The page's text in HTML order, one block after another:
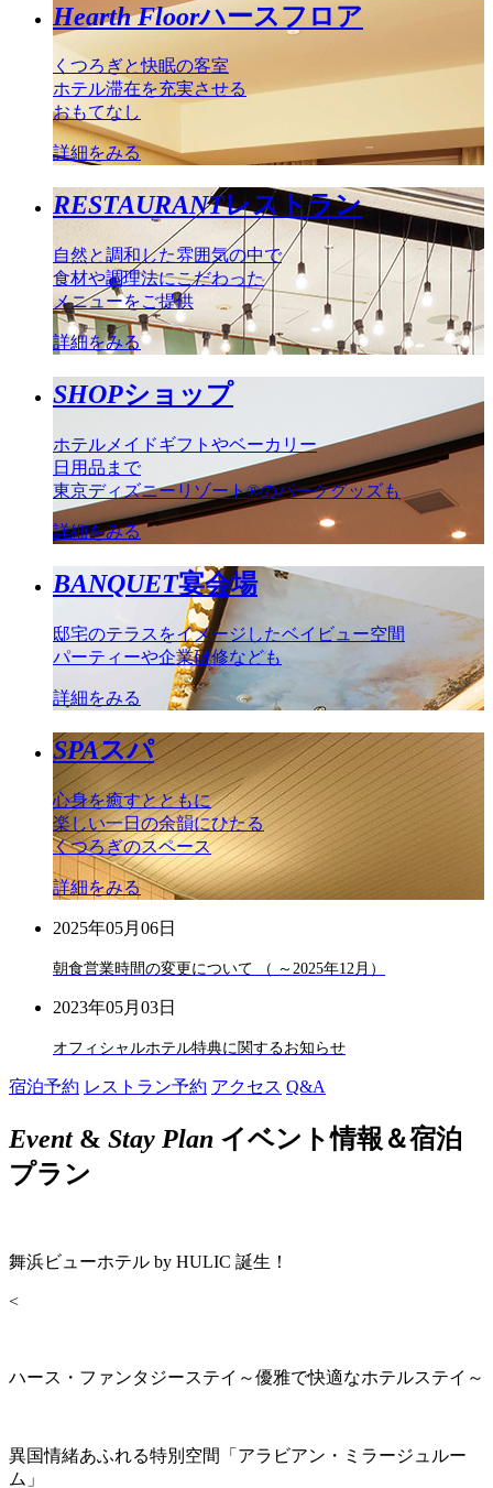
Hearth Floorハースフロア
くつろぎと快眠の客室
ホテル滞在を充実させる
おもてなし
詳細をみる
RESTAURANTレストラン
自然と調和した雰囲気の中で
食材や調理法にこだわった
メニューをご提供
詳細をみる
SHOPショップ
ホテルメイドギフトやベーカリー
日用品まで
東京ディズニーリゾート®のパークグッズも
詳細をみる
BANQUET宴会場
邸宅のテラスをイメージしたベイビュー空間
パーティーや企業研修なども
詳細をみる
SPAスパ
心身を癒すとともに
楽しい一日の余韻にひたる
くつろぎのスペース
詳細をみる
2025年05月06日
朝食営業時間の変更について （ ～2025年12月）
2023年05月03日
オフィシャルホテル特典に関するお知らせ
宿泊予約 レストラン予約 アクセス Q&A
Event& Stay Plan イベント情報＆宿泊
プラン
舞浜ビューホテル by HULIC 誕生！
<
ハース・ファンタジーステイ～優雅で快適なホテルステイ～
異国情緒あふれる特別空間「アラビアン・ミラージュルー
ム」